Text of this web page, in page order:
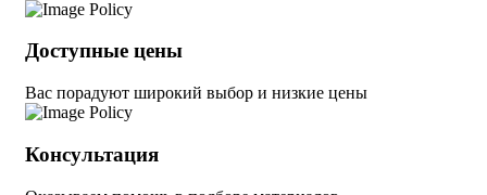
Доступные цены
Вас порадуют широкий выбор и низкие цены
Консультация